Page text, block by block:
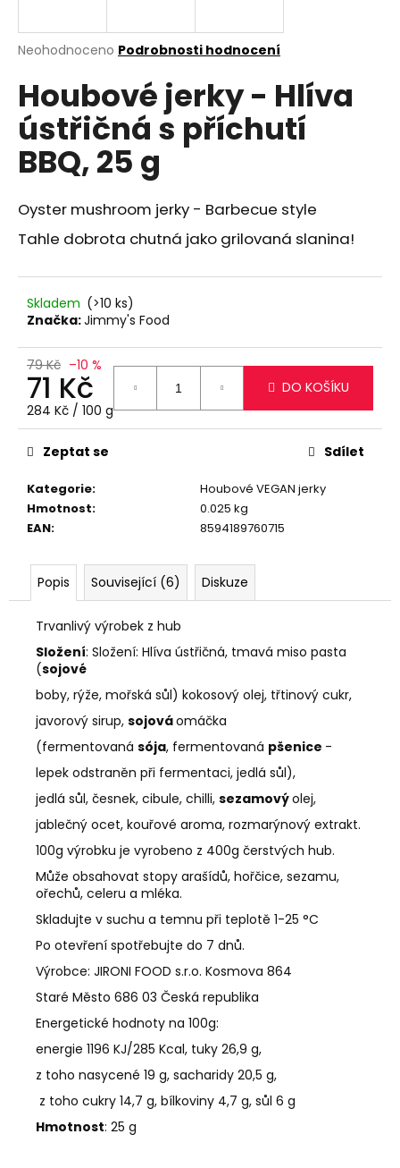
Průměrné
produktu
je
0,0
z
5
hvězdiček.
Neohodnoceno Podrobnosti hodnocení
Houbové jerky - Hlíva
ústřičná s příchutí
BBQ, 25 g
Oyster mushroom jerky - Barbecue style
Tahle dobrota chutná jako grilovaná slanina!
Skladem (>10 ks)
Značka:Jimmy's Food
79 Kč –10 %
71 Kč
Měrná
cena:
284 Kč / 100 g
DO KOŠÍKU
Kategorie:
Houbové VEGAN jerky
Hmotnost:
0.025 kg
EAN: 8594189760715
Zeptat se Sdílet
Popis Související (6) Diskuze
Trvanlivý výrobek z hub
Složení: Složení: Hlíva ústřičná, tmavá miso pasta
(sojové
boby, rýže, mořská sůl) kokosový olej, třtinový cukr,
javorový sirup, sojováomáčka
(fermentovaná sója, fermentovaná pšenice -
lepek odstraněn při fermentaci, jedlá sůl),
jedlá sůl, česnek, cibule, chilli, sezamovýolej,
jablečný ocet, kouřové aroma, rozmarýnový extrakt.
100g výrobku je vyrobeno z 400g čerstvých hub.
Může obsahovat stopy arašídů, hořčice, sezamu,
ořechů, celeru a mléka.
Skladujte v suchu a temnu při teplotě 1-25 °C
Po otevření spotřebujte do 7 dnů.
Výrobce: JIRONI FOOD s.r.o. Kosmova 864
Staré Město 686 03 Česká republika
Energetické hodnoty na 100g:
energie 1196 KJ/285 Kcal, tuky 26,9 g,
z toho nasycené 19 g, sacharidy 20,5 g,
z toho cukry 14,7 g, bílkoviny 4,7 g, sůl 6 g
Hmotnost: 25 g
j
t
?
HLEDAT
D
o
p
o
u
č
u
e
m
e
TYČINKY
PŘÍCHUTÍ
WORCESTER
SKLENICI,
200
620
Kč
Původně:
660